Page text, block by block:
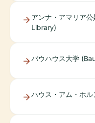
アンナ・アマリア
Library)
バウハウス大学
ハウス・アム・ホ